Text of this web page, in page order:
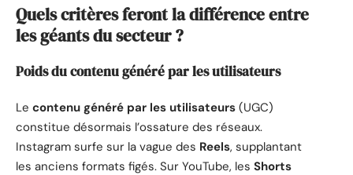
Quels critères feront la différence entre
les géants du secteur ?
Poids du contenu généré par les utilisateurs
Le contenu généré par les utilisateurs (UGC)
constitue désormais l’ossature des réseaux.
Instagram surfe sur la vague des Reels, supplantant
les anciens formats figés. Sur YouTube, les Shorts